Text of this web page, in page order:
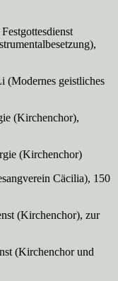
Festgottesdienst
(Modernes geistliches
(Kirchenchor),
(Kirchenchor)
Cäcilia), 150
(Kirchenchor), zur
(Kirchenchor und